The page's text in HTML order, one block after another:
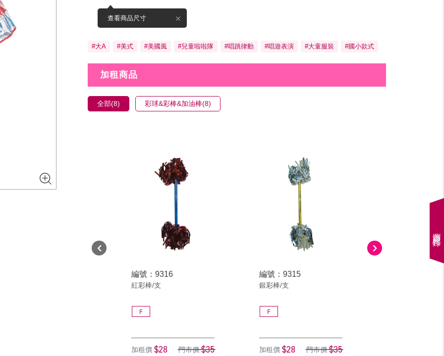
查看商品尺寸
#大A #美式 #美國風 #兒童啦啦隊 #唱跳律動 #唱遊表演 #大童服裝 #國小款式
加租商品
全部(8) 彩球&彩棒&加油棒(8)
編號：9316
紅彩棒/支
F
加租價 $28 門市價 $35
編號：9315
銀彩棒/支
F
加租價 $28 門市價 $35